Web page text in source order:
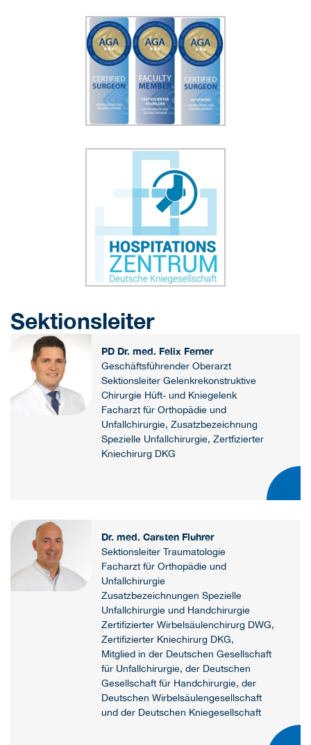
Sektionsleiter
PD Dr. med. Felix Ferner
Geschäftsführender Oberarzt
Sektionsleiter Gelenkrekonstruktive
Chirurgie Hüft- und Kniegelenk
Facharzt für Orthopädie und
Unfallchirurgie, Zusatzbezeichnung
Spezielle Unfallchirurgie, Zertfizierter
Kniechirurg DKG
Dr. med. Carsten Fluhrer
Sektionsleiter Traumatologie
Facharzt für Orthopädie und
Unfallchirurgie
Zusatzbezeichnungen Spezielle
Unfallchirurgie und Handchirurgie
Zertifizierter Wirbelsäulenchirurg DWG,
Zertifizierter Kniechirurg DKG,
Mitglied in der Deutschen Gesellschaft
für Unfallchirurgie, der Deutschen
Gesellschaft für Handchirurgie, der
Deutschen Wirbelsäulengesellschaft
und der Deutschen Kniegesellschaft